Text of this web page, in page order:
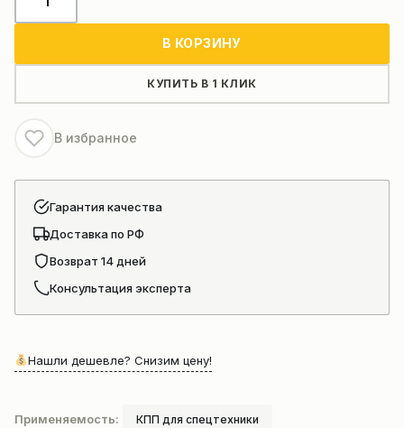
товара
фронтального
погрузчика
(29050027751)
В КОРЗИНУ
КУПИТЬ В 1 КЛИК
В избранное
Гарантия качества
Доставка по РФ
Возврат 14 дней
Консультация эксперта
Нашли дешевле? Снизим цену!
Применяемость: КПП для спецтехники